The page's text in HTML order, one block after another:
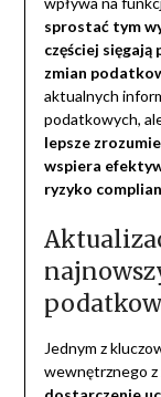
sprostać tym
częściej
zmian
aktualnych
podatkowych,
lepsze
wspiera
ryzyko
Jednym z
wewnętrznego z